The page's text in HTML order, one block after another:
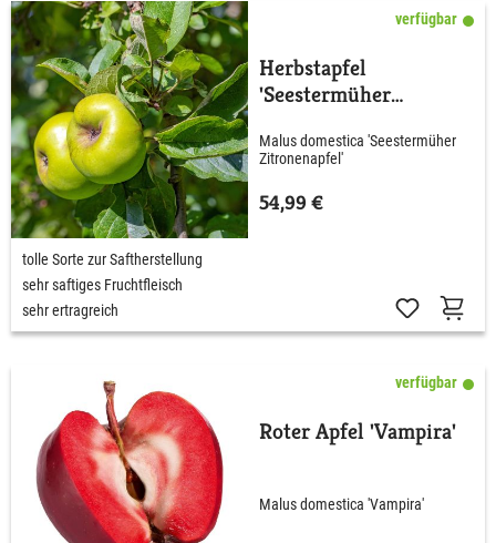
verfügbar
Herbstapfel
'Seestermüher
Malus domestica 'Seestermüher
Zitronenapfel'
54,99 €
tolle Sorte zur Saftherstellung
sehr saftiges Fruchtfleisch
sehr ertragreich
verfügbar
Roter Apfel 'Vampira'
Malus domestica 'Vampira'